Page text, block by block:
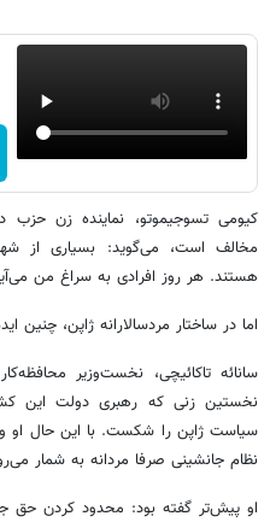
کیومی تسوجیموتو، نماینده زن
مخالف است، می‌گوید: بسیاری از
هستند. هر روز افرادی به سراغ من
اما در ساختار مردسالارانه ژاپن، چنین
سانائه تاکائیچی، نخست‌وزیر
نخستین زنی که رهبری دولت این
سیاست ژاپن را شکست. با این حال
نظام جانشینی صرفا مردانه به شمار
او پیش‌تر گفته بود: محدود کردن حق